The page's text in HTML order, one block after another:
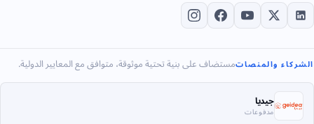
الشركاء والمنصاتمستضاف على بنية تحتية موثوقة، متوافق مع المعايير الدولية.
جيديا
مدفوعات